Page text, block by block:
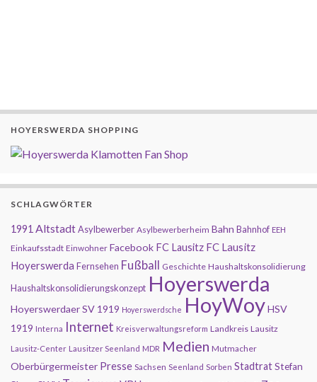
HOYERSWERDA SHOPPING
SCHLAGWÖRTER
1991 AltstadtAsylbewerber Asylbewerberheim Bahn Bahnhof EEH
Einkaufsstadt Einwohner Facebook FC Lausitz FC Lausitz
Hoyerswerda Fernsehen Fußball Geschichte Haushaltskonsolidierung
Haushaltskonsolidierungskonzept Hoyerswerda
Hoyerswerdaer SV 1919 Hoyerswerdsche HoyWoyHSV
1919 Interna Internet Kreisverwaltungsreform Landkreis Lausitz
Lausitz-Center Lausitzer Seenland MDR Medien Mutmacher
Oberbürgermeister Presse Sachsen Seenland Sorben StadtratStefan